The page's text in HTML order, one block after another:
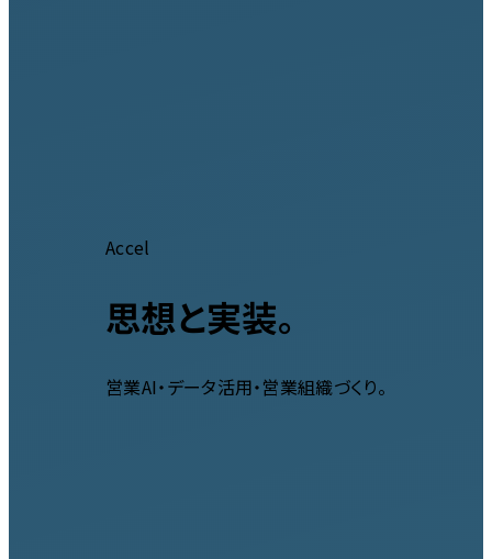
Accel
思想と実装。
営業AI・データ活用・営業組織づくり。